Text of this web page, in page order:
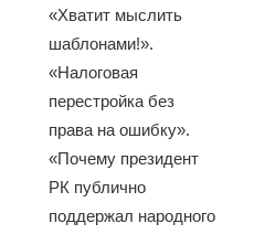
«Хватит мыслить
шаблонами!».
«Налоговая
перестройка без
права на ошибку».
«Почему президент
РК публично
поддержал народного